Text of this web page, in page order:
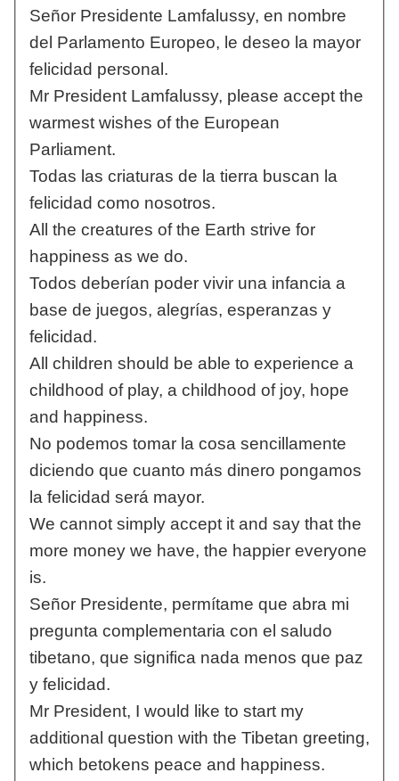
Señor Presidente Lamfalussy, en nombre
del Parlamento Europeo, le deseo la mayor
felicidad personal.
Mr President Lamfalussy, please accept the
warmest wishes of the European
Parliament.
Todas las criaturas de la tierra buscan la
felicidad como nosotros.
All the creatures of the Earth strive for
happiness as we do.
Todos deberían poder vivir una infancia a
base de juegos, alegrías, esperanzas y
felicidad.
All children should be able to experience a
childhood of play, a childhood of joy, hope
and happiness.
No podemos tomar la cosa sencillamente
diciendo que cuanto más dinero pongamos
la felicidad será mayor.
We cannot simply accept it and say that the
more money we have, the happier everyone
is.
Señor Presidente, permítame que abra mi
pregunta complementaria con el saludo
tibetano, que significa nada menos que paz
y felicidad.
Mr President, I would like to start my
additional question with the Tibetan greeting,
which betokens peace and happiness.